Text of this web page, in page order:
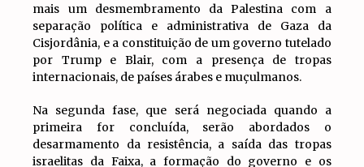
mais um desmembramento da Palestina com a
separação política e administrativa de Gaza da
Cisjordânia, e a constituição de um governo tutelado
por Trump e Blair, com a presença de tropas
internacionais, de países árabes e muçulmanos.
Na segunda fase, que será negociada quando a
primeira for concluída, serão abordados o
desarmamento da resistência, a saída das tropas
israelitas da Faixa, a formação do governo e os